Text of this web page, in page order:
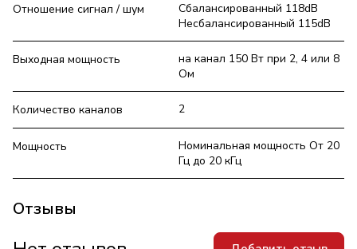
Отношение сигнал / шум
Сбалансированный 118dB
Несбалансированный 115dB
Выходная мощность
на канал 150 Вт при 2, 4 или 8
Ом
Количество каналов 2
Мощность
Номинальная мощность От 20
Гц до 20 кГц
Отзывы